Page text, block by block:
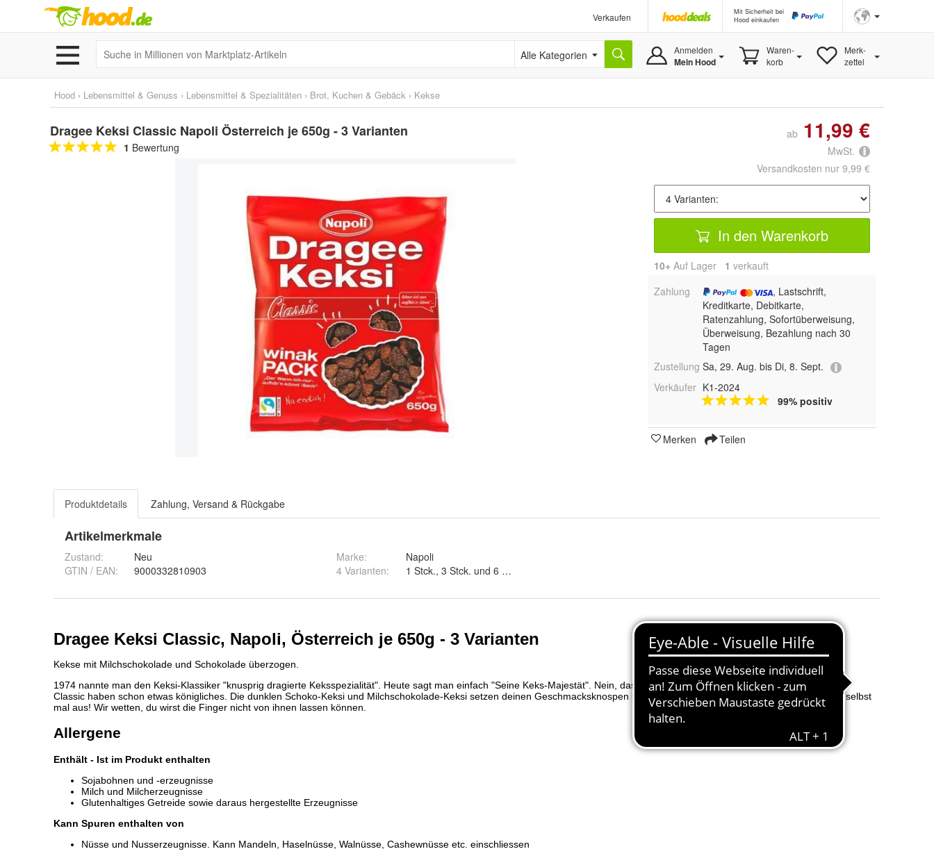
Verkaufen
Mit Sicherheit bei
Hood einkaufen
Alle Kategorien Anmelden
Mein Hood
Waren-
korb
Merk-
zettel
Hood › Lebensmittel & Genuss › Lebensmittel & Spezialitäten › Brot, Kuchen & Gebäck › Kekse
Dragee Keksi Classic Napoli Österreich je 650g - 3 Varianten
1 Bewertung
ab 11,99 €
MwSt.
Versandkosten nur 9,99 €
In den Warenkorb
10+ Auf Lager 1 verkauft
Zahlung
, Lastschrift,
Kreditkarte, Debitkarte,
Ratenzahlung, Sofortüberweisung,
Überweisung, Bezahlung nach 30
Tagen
Zustellung Sa, 29. Aug. bis Di, 8. Sept.
Verkäufer K1-2024
99% positiv
Merken Teilen
Produktdetails Zahlung, Versand & Rückgabe
Artikelmerkmale
Zustand:
Neu
GTIN / EAN:
9000332810903
Marke:
Napoli
4 Varianten: 1 Stck., 3 Stck. und 6 Stck.